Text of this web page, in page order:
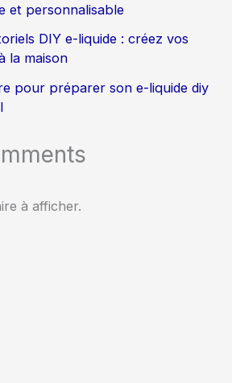
et personnalisable
DIY e-liquide : créez vos
la maison
pour préparer son e-liquide diy
à afficher.